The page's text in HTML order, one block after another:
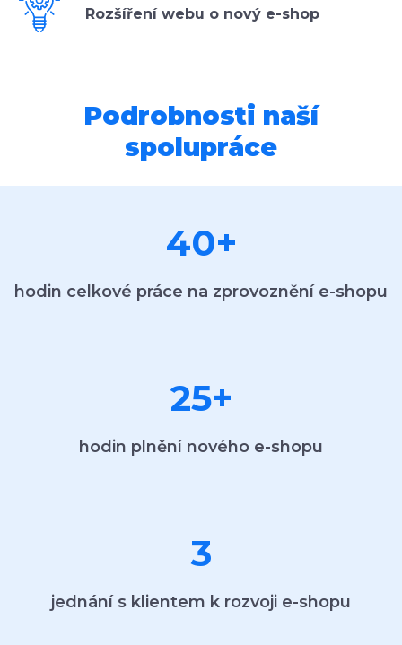
Rozšíření webu o nový e-shop
Podrobnosti naší
spolupráce
40+
hodin celkové práce na zprovoznění e-shopu
25+
hodin plnění nového e-shopu
3
jednání s klientem k rozvoji e-shopu